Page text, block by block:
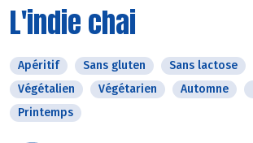
L'indie chai
Apéritif Sans gluten Sans lactose
Végétalien
Végétarien Automne
Printemps